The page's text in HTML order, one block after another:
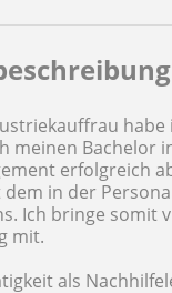
habe
meinen Bachelor
erfolgreich
in der
Ich bringe somit
mit.
als